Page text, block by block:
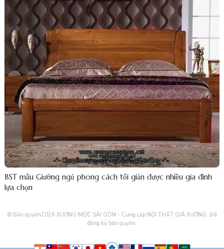
BST mẫu Giường ngủ phong cách tối giản được nhiều gia đình
lựa chọn
© Bản quyền2026 XƯỞNG MỘC SÀI GÒN - Cung cấp NỘI THẤT GIÁ XƯỞNG. Đã
đăng ký bản quyền.